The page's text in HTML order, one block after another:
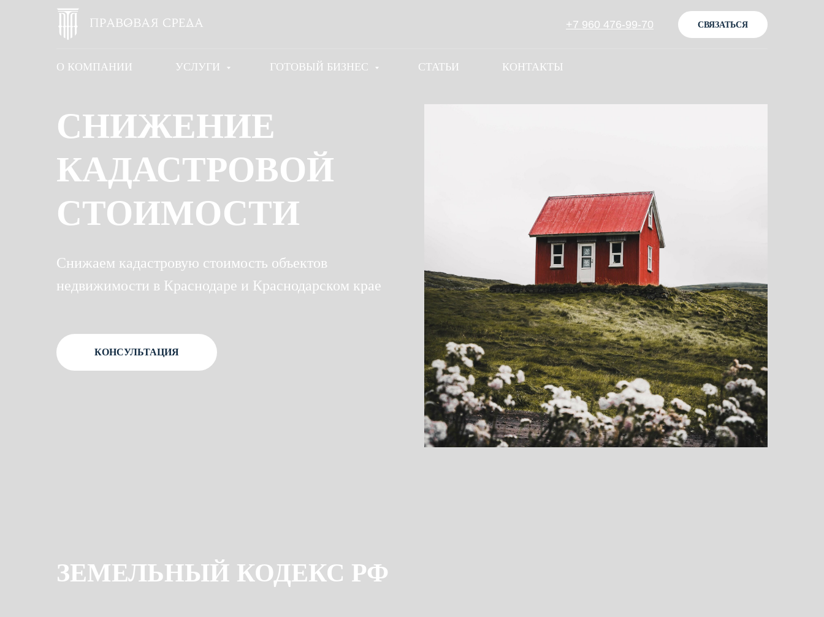
+7 960 476-99-70 СВЯЗАТЬСЯ
О КОМПАНИИ УСЛУГИ ГОТОВЫЙ БИЗНЕС СТАТЬИ КОНТАКТЫ
СНИЖЕНИЕ
КАДАСТРОВОЙ
СТОИМОСТИ
Снижаем кадастровую стоимость объектов
недвижимости в Краснодаре и Краснодарском крае
КОНСУЛЬТАЦИЯ
ЗЕМЕЛЬНЫЙ КОДЕКС РФ